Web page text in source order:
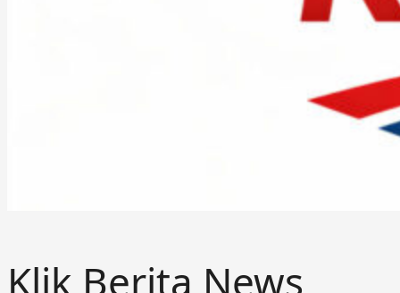
Klik Berita News